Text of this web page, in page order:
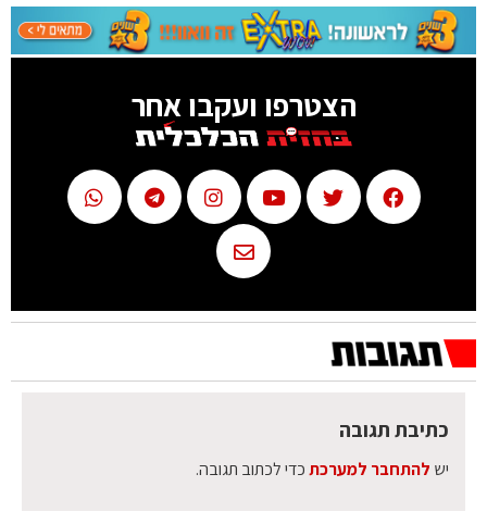
הצטרפו ועקבו אחר
כתיבת תגובה
יש להתחבר למערכתכדי לכתוב תגובה.